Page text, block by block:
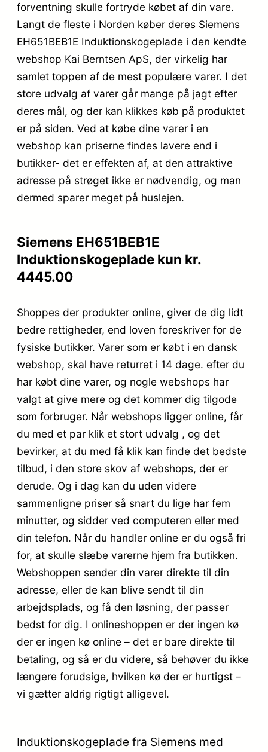
forventning skulle fortryde købet af din vare.
Langt de fleste i Norden køber deres Siemens
EH651BEB1E Induktionskogeplade i den kendte
webshop Kai Berntsen ApS, der virkelig har
samlet toppen af de mest populære varer. I det
store udvalg af varer går mange på jagt efter
deres mål, og der kan klikkes køb på produktet
er på siden. Ved at købe dine varer i en
webshop kan priserne findes lavere end i
butikker- det er effekten af, at den attraktive
adresse på strøget ikke er nødvendig, og man
dermed sparer meget på huslejen.
Siemens EH651BEB1E
Induktionskogeplade kun kr.
4445.00
Shoppes der produkter online, giver de dig lidt
bedre rettigheder, end loven foreskriver for de
fysiske butikker. Varer som er købt i en dansk
webshop, skal have returret i 14 dage. efter du
har købt dine varer, og nogle webshops har
valgt at give mere og det kommer dig tilgode
som forbruger. Når webshops ligger online, får
du med et par klik et stort udvalg , og det
bevirker, at du med få klik kan finde det bedste
tilbud, i den store skov af webshops, der er
derude. Og i dag kan du uden videre
sammenligne priser så snart du lige har fem
minutter, og sidder ved computeren eller med
din telefon. Når du handler online er du også fri
for, at skulle slæbe varerne hjem fra butikken.
Webshoppen sender din varer direkte til din
adresse, eller de kan blive sendt til din
arbejdsplads, og få den løsning, der passer
bedst for dig. I onlineshoppen er der ingen kø
der er ingen kø online – det er bare direkte til
betaling, og så er du videre, så behøver du ikke
længere forudsige, hvilken kø der er hurtigst –
vi gætter aldrig rigtigt alligevel.
Induktionskogeplade fra Siemens med